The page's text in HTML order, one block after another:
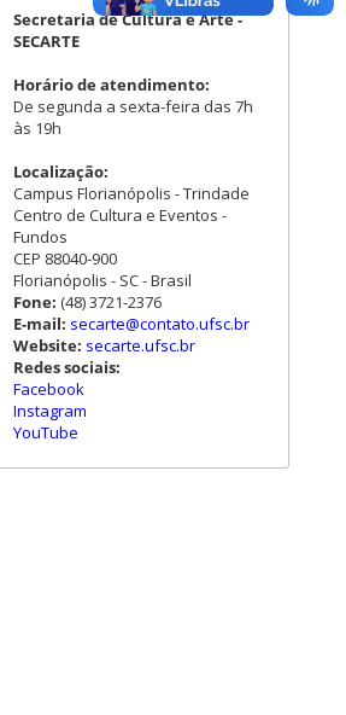
Secretaria de Cultura e Arte -
SECARTE
Horário de atendimento:
De segunda a sexta-feira das 7h
às 19h
Localização:
Campus Florianópolis - Trindade
Centro de Cultura e Eventos -
Fundos
CEP 88040-900
Florianópolis - SC - Brasil
Fone: (48) 3721-2376
E-mail: secarte@contato.ufsc.br
Website: secarte.ufsc.br
Redes sociais:
Facebook
Instagram
YouTube